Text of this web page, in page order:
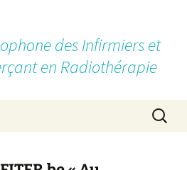
des Infirmiers et
en Radiothérapie